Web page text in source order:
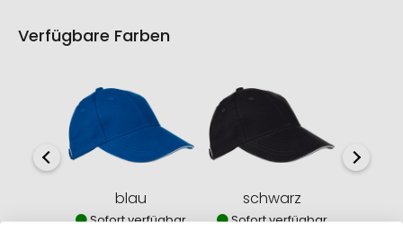
Verfügbare Farben
blau
Sofort verfügbar
schwarz
Sofort verfügbar